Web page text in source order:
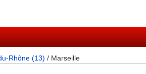
Rhône (13) / Marseille